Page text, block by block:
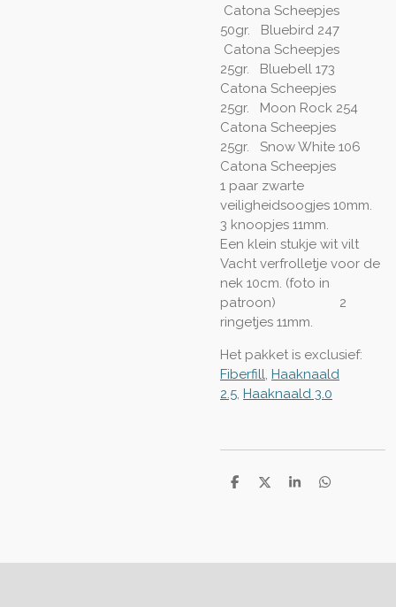
Catona Scheepjes
50gr. Bluebird 247
Catona Scheepjes
25gr. Bluebell 173
Catona Scheepjes
25gr. Moon Rock 254
Catona Scheepjes
25gr. Snow White 106
Catona Scheepjes
1 paar zwarte
veiligheidsoogjes 10mm.
3 knoopjes 11mm.
Een klein stukje wit vilt
Vacht verfrolletje voor de
nek 10cm. (foto in
patroon) 2
ringetjes 11mm.
Het pakket is exclusief:
Fiberfill, Haaknaald
2.5, Haaknaald 3.0
D
D
S
D